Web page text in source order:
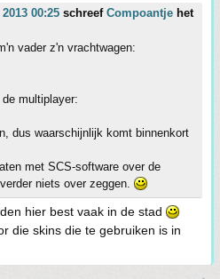
00:25 schreef Compoantje het
vader z'n vrachtwagen:
multiplayer:
dus waarschijnlijk komt binnenkort
met SCS-software over de
niets over zeggen.
hier best vaak in de stad
die skins die te gebruiken is in